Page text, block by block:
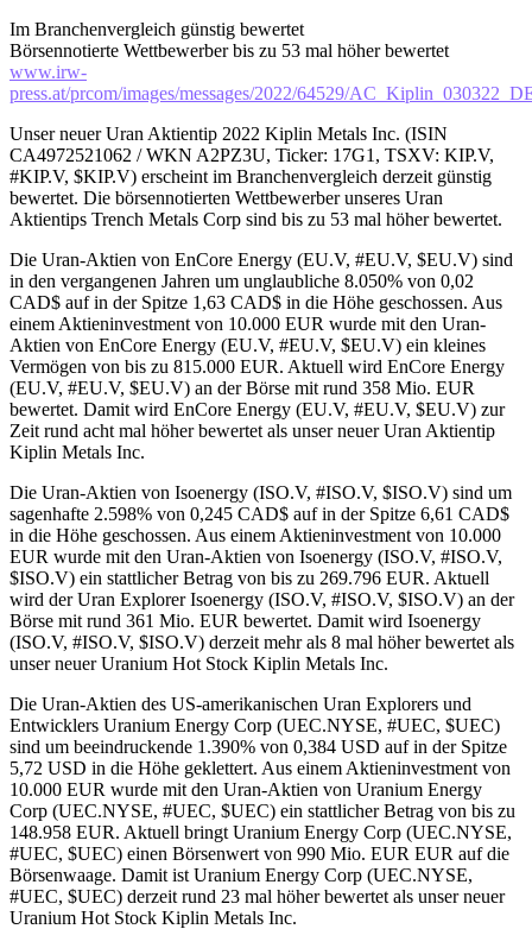
Im Branchenvergleich günstig bewertet
Börsennotierte Wettbewerber bis zu 53 mal höher bewertet
www.irw-
press.at/prcom/images/messages/2022/64529/
Unser neuer Uran Aktientip 2022 Kiplin Metals Inc. (ISIN
CA4972521062 / WKN A2PZ3U, Ticker: 17G1, TSXV: KIP.V,
#KIP.V, $KIP.V) erscheint im Branchenvergleich derzeit günstig
bewertet. Die börsennotierten Wettbewerber unseres Uran
Aktientips Trench Metals Corp sind bis zu 53 mal höher bewertet.
Die Uran-Aktien von EnCore Energy (EU.V, #EU.V, $EU.V) sind
in den vergangenen Jahren um unglaubliche 8.050% von 0,02
CAD$ auf in der Spitze 1,63 CAD$ in die Höhe geschossen. Aus
einem Aktieninvestment von 10.000 EUR wurde mit den Uran-
Aktien von EnCore Energy (EU.V, #EU.V, $EU.V) ein kleines
Vermögen von bis zu 815.000 EUR. Aktuell wird EnCore Energy
(EU.V, #EU.V, $EU.V) an der Börse mit rund 358 Mio. EUR
bewertet. Damit wird EnCore Energy (EU.V, #EU.V, $EU.V) zur
Zeit rund acht mal höher bewertet als unser neuer Uran Aktientip
Kiplin Metals Inc.
Die Uran-Aktien von Isoenergy (ISO.V, #ISO.V, $ISO.V) sind um
sagenhafte 2.598% von 0,245 CAD$ auf in der Spitze 6,61 CAD$
in die Höhe geschossen. Aus einem Aktieninvestment von 10.000
EUR wurde mit den Uran-Aktien von Isoenergy (ISO.V, #ISO.V,
$ISO.V) ein stattlicher Betrag von bis zu 269.796 EUR. Aktuell
wird der Uran Explorer Isoenergy (ISO.V, #ISO.V, $ISO.V) an der
Börse mit rund 361 Mio. EUR bewertet. Damit wird Isoenergy
(ISO.V, #ISO.V, $ISO.V) derzeit mehr als 8 mal höher bewertet als
unser neuer Uranium Hot Stock Kiplin Metals Inc.
Die Uran-Aktien des US-amerikanischen Uran Explorers und
Entwicklers Uranium Energy Corp (UEC.NYSE, #UEC, $UEC)
sind um beeindruckende 1.390% von 0,384 USD auf in der Spitze
5,72 USD in die Höhe geklettert. Aus einem Aktieninvestment von
10.000 EUR wurde mit den Uran-Aktien von Uranium Energy
Corp (UEC.NYSE, #UEC, $UEC) ein stattlicher Betrag von bis zu
148.958 EUR. Aktuell bringt Uranium Energy Corp (UEC.NYSE,
#UEC, $UEC) einen Börsenwert von 990 Mio. EUR EUR auf die
Börsenwaage. Damit ist Uranium Energy Corp (UEC.NYSE,
#UEC, $UEC) derzeit rund 23 mal höher bewertet als unser neuer
Uranium Hot Stock Kiplin Metals Inc.